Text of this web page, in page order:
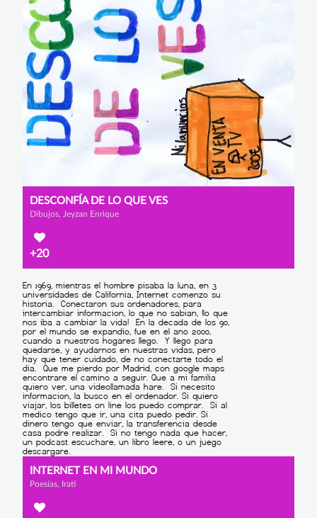
DESCONFÍA DE LO QUE VES
Dibujos, Jeyzan Enrique
+20
INTERNET EN MI MUNDO
Poesías, Irati